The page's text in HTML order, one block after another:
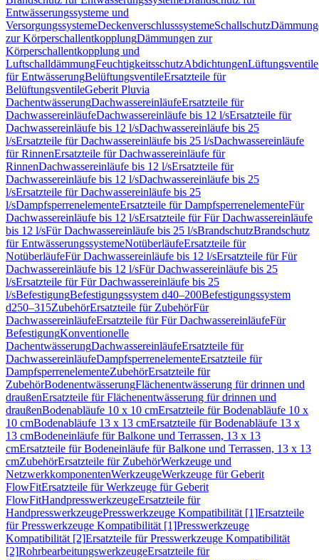
Entwässerungssysteme und
VersorgungssystemeDeckenverschlusssystemeSchallschutz
zur KörperschallentkopplungDämmungen zur
Körperschallentkopplung und
LuftschalldämmungFeuchtigkeitsschutzAbdichtungenLüftungsventile
für EntwässerungBelüftungsventileErsatzteile für
BelüftungsventileGeberit Pluvia
DachentwässerungDachwassereinläufeErsatzteile für
DachwassereinläufeDachwassereinläufe bis 12 l/sErsatzteile für
Dachwassereinläufe bis 12 l/sDachwassereinläufe bis 25
l/sErsatzteile für Dachwassereinläufe bis 25 l/sDachwassereinläufe
für RinnenErsatzteile für Dachwassereinläufe für
RinnenDachwassereinläufe bis 12 l/sErsatzteile für
Dachwassereinläufe bis 12 l/sDachwassereinläufe bis 25
l/sErsatzteile für Dachwassereinläufe bis 25
l/sDampfsperrenelementeErsatzteile für DampfsperrenelementeFür
Dachwassereinläufe bis 12 l/sErsatzteile für Für Dachwassereinläufe
bis 12 l/sFür Dachwassereinläufe bis 25 l/sBrandschutzBrandschutz
für EntwässerungssystemeNotüberläufeErsatzteile für
NotüberläufeFür Dachwassereinläufe bis 12 l/sErsatzteile für Für
Dachwassereinläufe bis 12 l/sFür Dachwassereinläufe bis 25
l/sErsatzteile für Für Dachwassereinläufe bis 25
l/sBefestigungBefestigungssystem d40–200Befestigungssystem
d250–315ZubehörErsatzteile für ZubehörFür
DachwassereinläufeErsatzteile für Für DachwassereinläufeFür
BefestigungKonventionelle
DachentwässerungDachwassereinläufeErsatzteile für
DachwassereinläufeDampfsperrenelementeErsatzteile für
DampfsperrenelementeZubehörErsatzteile für
ZubehörBodenentwässerungFlächenentwässerung für drinnen und
draußenErsatzteile für Flächenentwässerung für drinnen und
draußenBodenabläufe 10 x 10 cmErsatzteile für Bodenabläufe 10 x
10 cmBodenabläufe 13 x 13 cmErsatzteile für Bodenabläufe 13 x
13 cmBodeneinläufe für Balkone und Terrassen, 13 x 13
cmErsatzteile für Bodeneinläufe für Balkone und Terrassen, 13 x 13
cmZubehörErsatzteile für ZubehörWerkzeuge und
NetzwerkkomponentenWerkzeugeWerkzeuge für Geberit
FlowFitErsatzteile für Werkzeuge für Geberit
FlowFitHandpresswerkzeugeErsatzteile für
HandpresswerkzeugePresswerkzeuge Kompatibilität [1]Ersatzteile
für Presswerkzeuge Kompatibilität [1]Presswerkzeuge
Kompatibilität [2]Ersatzteile für Presswerkzeuge Kompatibilität
[2]RohrbearbeitungswerkzeugeErsatzteile für